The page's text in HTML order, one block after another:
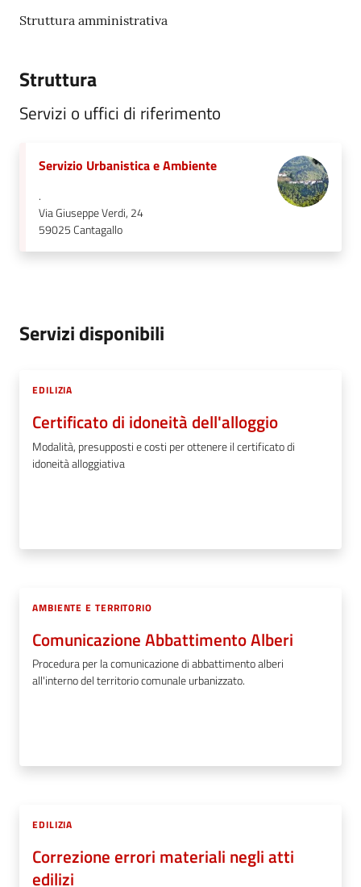
Struttura amministrativa
Struttura
Servizi o uffici di riferimento
Servizio Urbanistica e Ambiente
.
Via Giuseppe Verdi, 24
59025Cantagallo
Servizi disponibili
EDILIZIA
Certificato di idoneità dell'alloggio
Modalità, presupposti e costi per ottenere il certificato di
idoneità alloggiativa
AMBIENTE E TERRITORIO
Comunicazione Abbattimento Alberi
Procedura per la comunicazione di abbattimento alberi
all'interno del territorio comunale urbanizzato.
EDILIZIA
Correzione errori materiali negli atti
edilizi